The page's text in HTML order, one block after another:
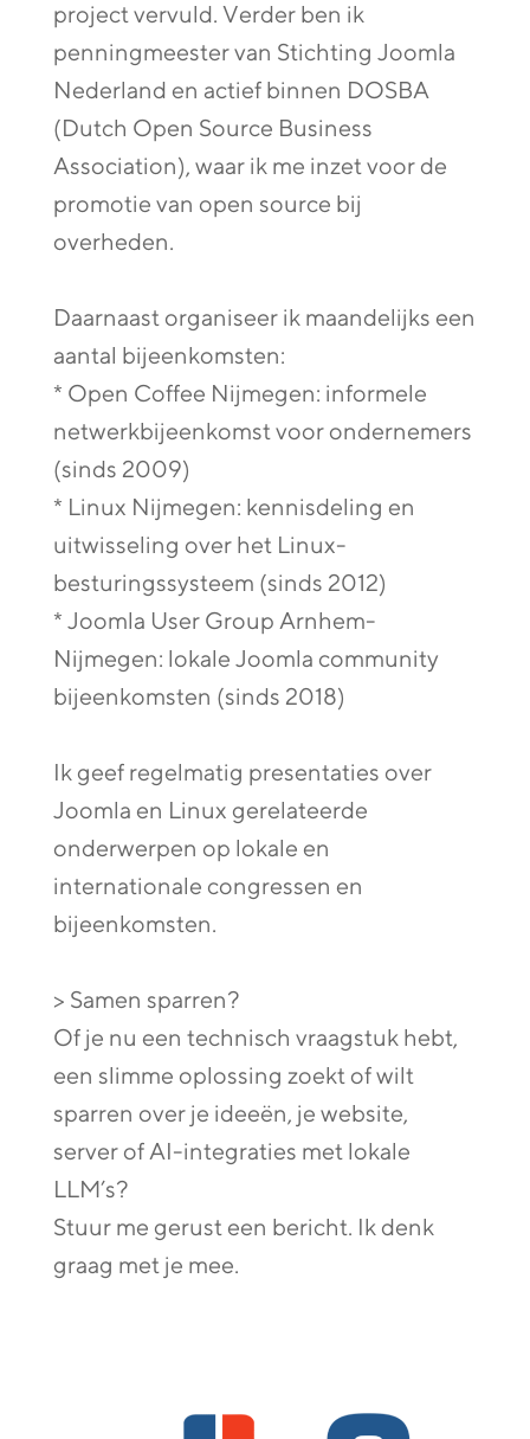
project vervuld. Verder ben ik
penningmeester van Stichting Joomla
Nederland en actief binnen DOSBA
(Dutch Open Source Business
Association), waar ik me inzet voor de
promotie van open source bij
overheden.
Daarnaast organiseer ik maandelijks een
aantal bijeenkomsten:
* Open Coffee Nijmegen: informele
netwerkbijeenkomst voor ondernemers
(sinds 2009)
* Linux Nijmegen: kennisdeling en
uitwisseling over het Linux-
besturingssysteem (sinds 2012)
* Joomla User Group Arnhem-
Nijmegen: lokale Joomla community
bijeenkomsten (sinds 2018)
Ik geef regelmatig presentaties over
Joomla en Linux gerelateerde
onderwerpen op lokale en
internationale congressen en
bijeenkomsten.
> Samen sparren?
Of je nu een technisch vraagstuk hebt,
een slimme oplossing zoekt of wilt
sparren over je ideeën, je website,
server of AI-integraties met lokale
LLM’s?
Stuur me gerust een bericht. Ik denk
graag met je mee.